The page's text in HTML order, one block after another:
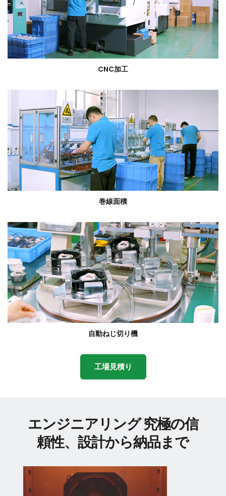
CNC加工
巻線面積
自動ねじ切り機
工場見積り
エンジニアリング 究極の信
頼性、設計から納品まで